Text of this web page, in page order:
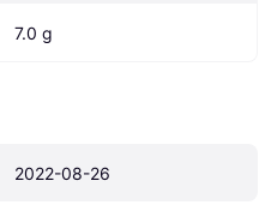
7.0 g
2022-08-26